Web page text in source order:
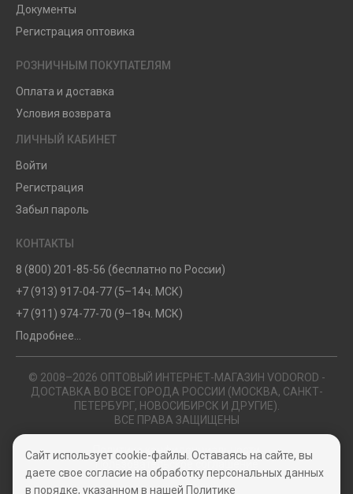
Документы
Регистрация оптовика
РОЗНИЧНЫМ ПОКУПАТЕЛЯМ
Оплата и доставка
Условия возврата
ЛИЧНЫЙ КАБИНЕТ
Войти
Регистрация
Забыл пароль
КОНТАКТЫ
8 (800) 201-85-56 (бесплатно по России)
+7 (913) 917-04-77 (5–14ч. МСК)
+7 (911) 974-77-70 (9–18ч. МСК)
Подробнее...
© 2008–2026 ОПТОВЫЙ ИНТЕРНЕТ-МАГАЗИН VODOROD -
ДОСТАВКА ВО ВСЕ ГОРОДА РОССИИ (МОСКВА, САНКТ-
ПЕТЕРБУРГ, НОВОСИБИРСК И ДРУГИЕ).
ВСЕ ПРАВА ЗАЩИЩЕНЫ
Политика конфиденциальности
Пользовательское соглашение
Сайт использует cookie-файлы. Оставаясь на сайте, вы
даете свое согласие на обработку персональных данных
в порядке, указанном в нашей Политике